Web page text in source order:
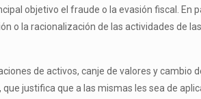
objetivo el fraude o la evasión fiscal. En
o la racionalización de las actividades de
de activos, canje de valores y cambio
justifica que a las mismas les sea de